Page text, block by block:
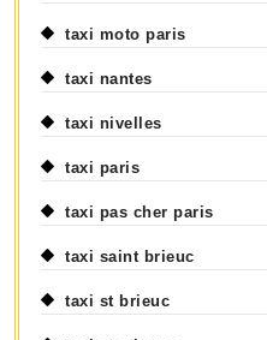
taxi moto paris
taxi nantes
taxi nivelles
taxi paris
taxi pas cher paris
taxi saint brieuc
taxi st brieuc